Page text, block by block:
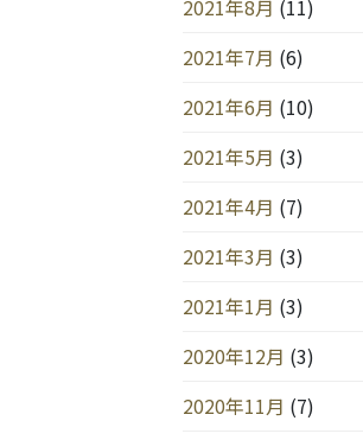
2021年8月 (11)
2021年7月 (6)
2021年6月 (10)
2021年5月 (3)
2021年4月 (7)
2021年3月 (3)
2021年1月 (3)
2020年12月 (3)
2020年11月 (7)